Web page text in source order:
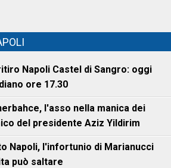
Napoli Castel di Sangro: oggi
ore 17.30
l'asso nella manica dei
del presidente Aziz Yildirim
Napoli, l'infortunio di Marianucci
può saltare